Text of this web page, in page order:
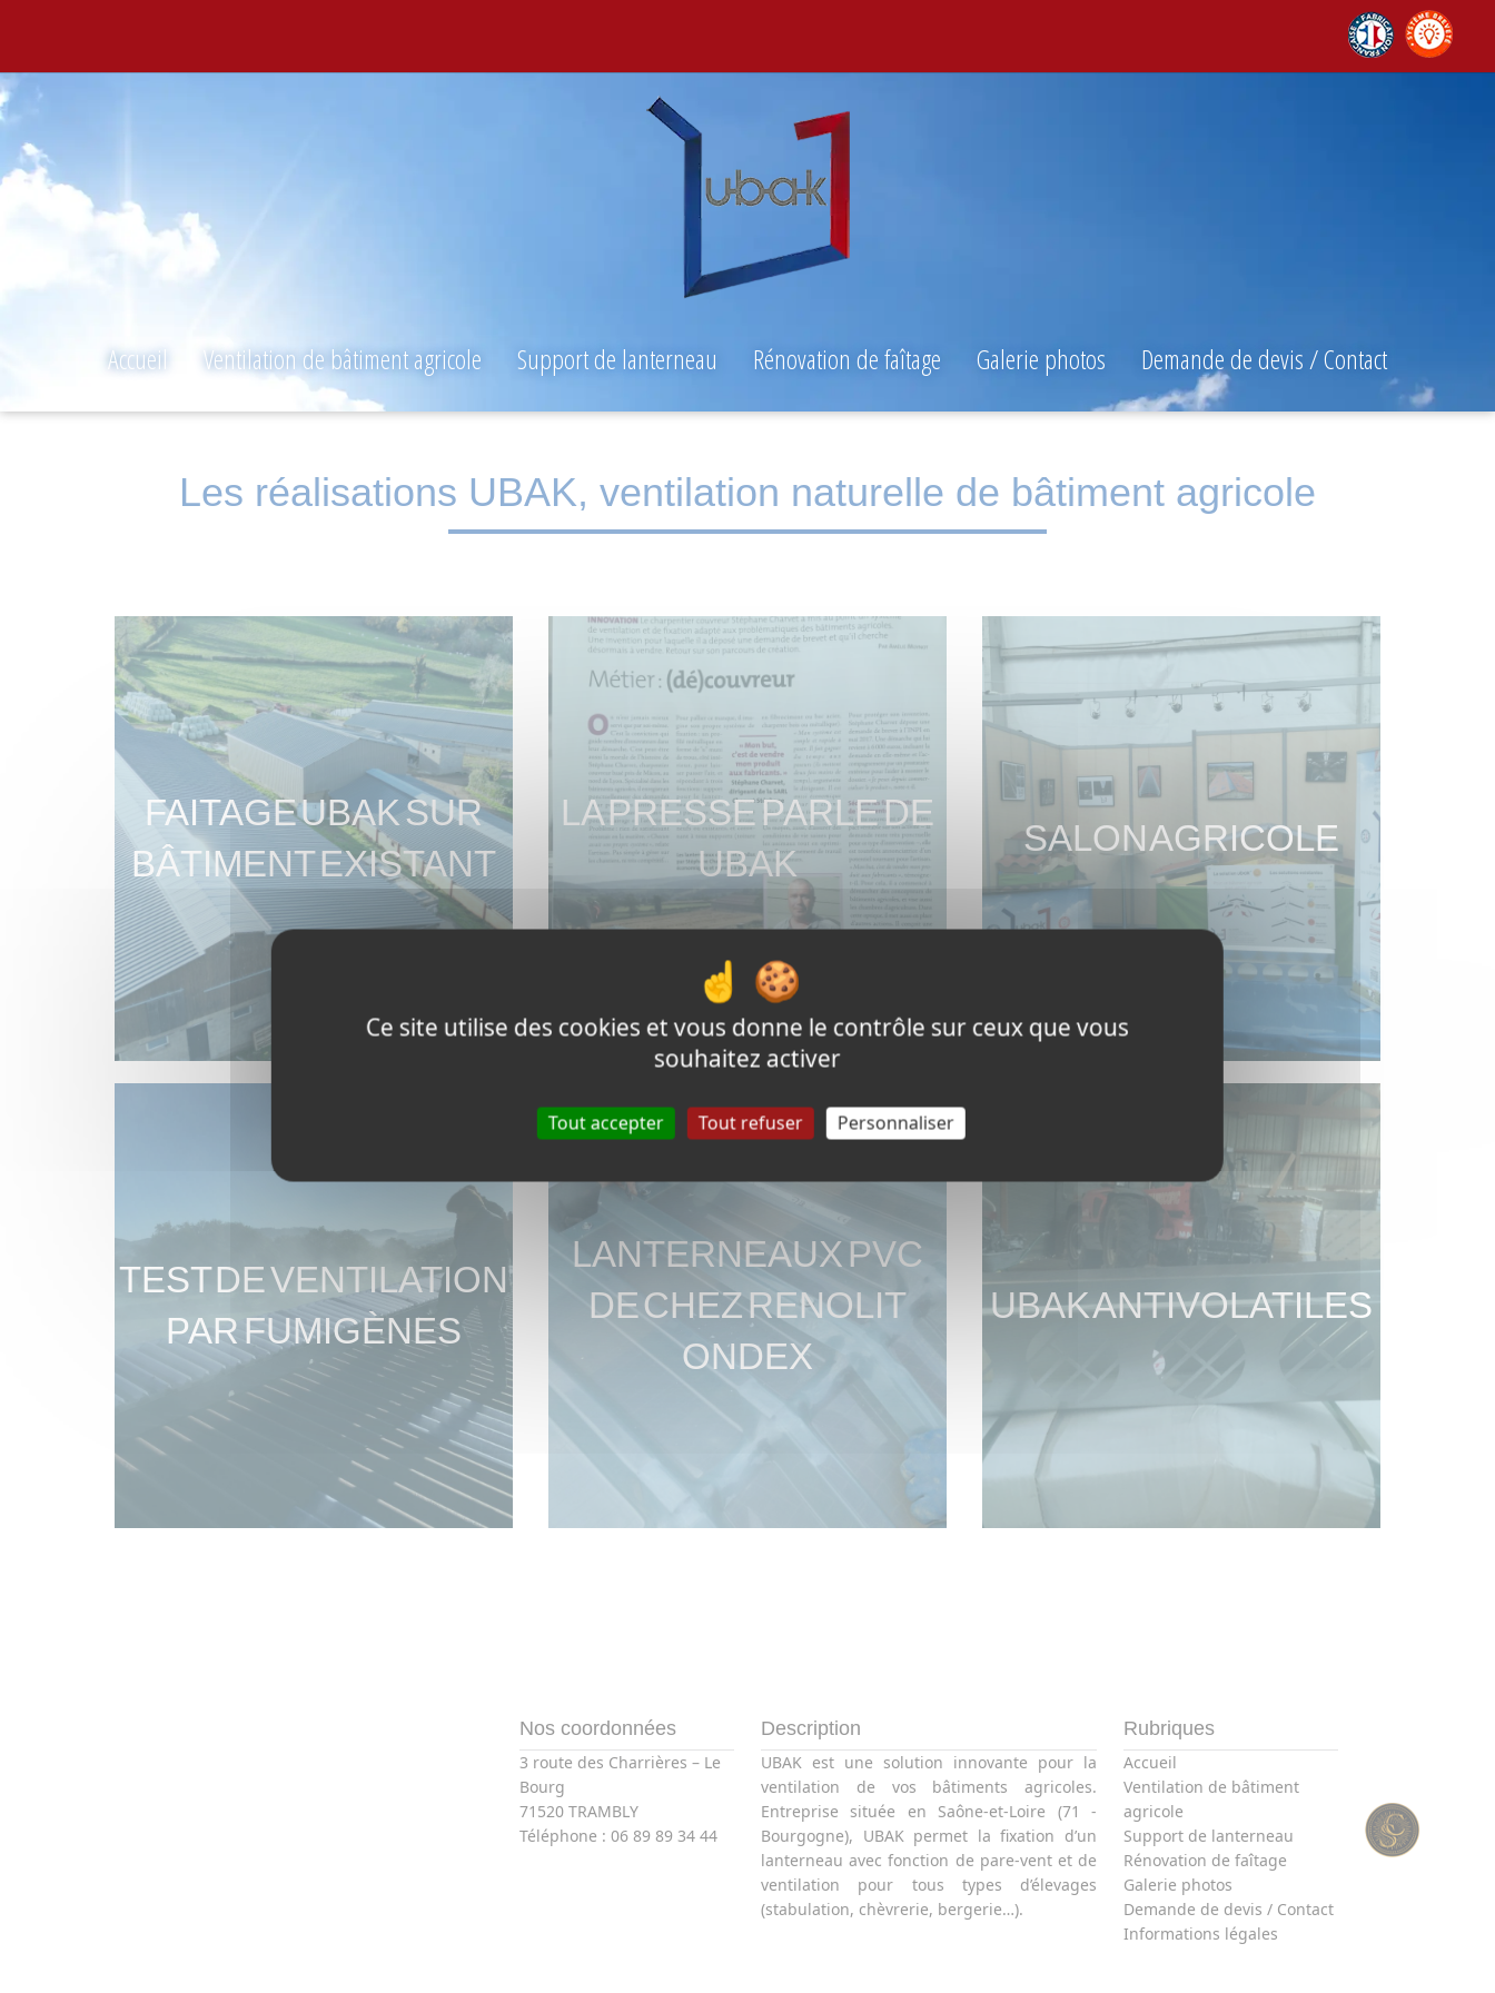
Accueil Ventilation de bâtiment agricole Support de lanterneau Rénovation de faîtage Galerie photos Demande de devis / Contact
Les réalisations UBAK, ventilation naturelle de bâtiment agricole
FAITAGE UBAK SUR
BÂTIMENT EXISTANT
LA PRESSE PARLE DE
UBAK
SALON AGRICOLE
TEST DE VENTILATION
PAR FUMIGÈNES
LANTERNEAUX PVC
DE CHEZ RENOLIT
ONDEX
UBAK ANTIVOLATILES
Nos coordonnées
3 route des Charrières – Le
Bourg
71520 TRAMBLY
Téléphone : 06 89 89 34 44
Description
UBAK est une solution innovante pour la
ventilation de vos bâtiments agricoles.
Entreprise située en Saône-et-Loire (71 -
Bourgogne), UBAK permet la fixation d’un
lanterneau avec fonction de pare-vent et de
ventilation pour tous types d’élevages
(stabulation, chèvrerie, bergerie…).
Rubriques
Accueil
Ventilation de bâtiment
agricole
Support de lanterneau
Rénovation de faîtage
Galerie photos
Demande de devis / Contact
Informations légales
Ce site utilise des cookies et vous donne le contrôle sur ceux que vous
souhaitez activer
Tout accepter Tout refuser Personnaliser